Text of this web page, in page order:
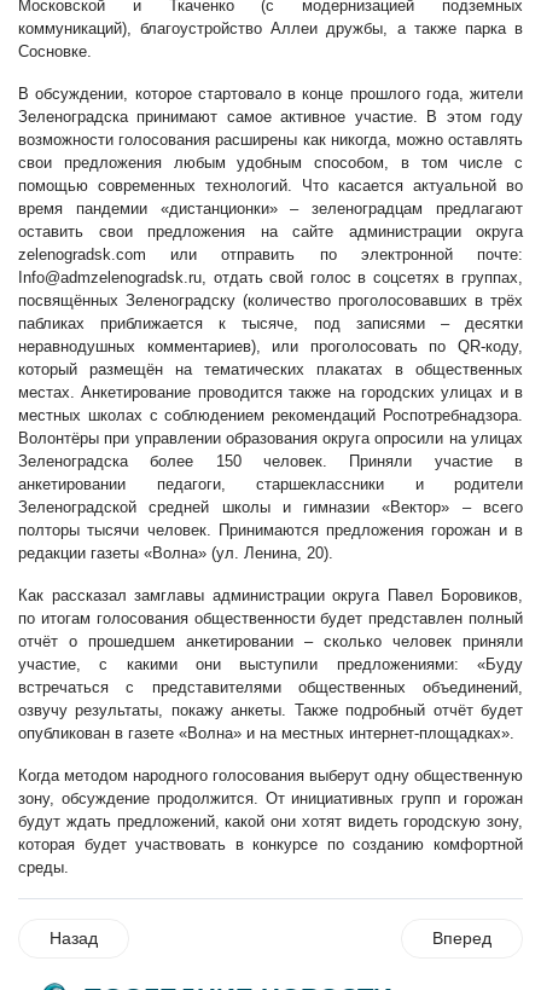
Московской и Ткаченко (с модернизацией подземных
коммуникаций), благоустройство Аллеи дружбы, а также парка в
Сосновке.
В обсуждении, которое стартовало в конце прошлого года, жители
Зеленоградска принимают самое активное участие. В этом году
возможности голосования расширены как никогда, можно оставлять
свои предложения любым удобным способом, в том числе с
помощью современных технологий. Что касается актуальной во
время пандемии «дистанционки» – зеленоградцам предлагают
оставить свои предложения на сайте администрации округа
zelenogradsk.com или отправить по электронной почте:
Info@admzelenogradsk.ru , отдать свой голос в соцсетях в группах,
посвящённых Зеленоградску (количество проголосовавших в трёх
пабликах приближается к тысяче, под записями – десятки
неравнодушных комментариев), или проголосовать по QR-коду,
который размещён на тематических плакатах в общественных
местах. Анкетирование проводится также на городских улицах и в
местных школах с соблюдением рекомендаций Роспотребнадзора.
Волонтёры при управлении образования округа опросили на улицах
Зеленоградска более 150 человек. Приняли участие в
анкетировании педагоги, старшеклассники и родители
Зеленоградской средней школы и гимназии «Вектор» – всего
полторы тысячи человек. Принимаются предложения горожан и в
редакции газеты «Волна» (ул. Ленина, 20).
Как рассказал замглавы администрации округа Павел Боровиков,
по итогам голосования общественности будет представлен полный
отчёт о прошедшем анкетировании – сколько человек приняли
участие, с какими они выступили предложениями: «Буду
встречаться с представителями общественных объединений,
озвучу результаты, покажу анкеты. Также подробный отчёт будет
опубликован в газете «Волна» и на местных интернет-площадках».
Когда методом народного голосования выберут одну общественную
зону, обсуждение продолжится. От инициативных групп и горожан
будут ждать предложений, какой они хотят видеть городскую зону,
которая будет участвовать в конкурсе по созданию комфортной
среды.
Назад Вперед